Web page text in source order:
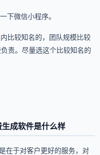
下微信小程序。
比较知名的，团队规模比较
责。尽量选这个比较知名的
成软件是什么样
在于对客户更好的服务，对